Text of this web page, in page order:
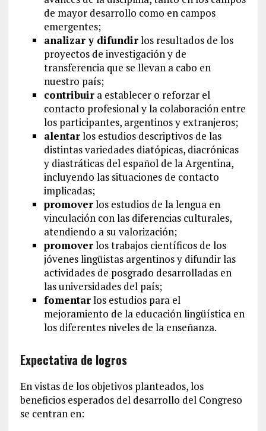
de mayor desarrollo como en campos
emergentes;
analizar y difundirlos resultados de los
proyectos de investigación y de
transferencia que se llevan a cabo en
nuestro país;
contribuira establecer o reforzar el
contacto profesional y la colaboración entre
los participantes, argentinos y extranjeros;
alentarlos estudios descriptivos de las
distintas variedades diatópicas, diacrónicas
y diastráticas del español de la Argentina,
incluyendo las situaciones de contacto
implicadas;
promoverlos estudios de la lengua en
vinculación con las diferencias culturales,
atendiendo a su valorización;
promoverlos trabajos científicos de los
jóvenes lingüistas argentinos y difundir las
actividades de posgrado desarrolladas en
las universidades del país;
fomentarlos estudios para el
mejoramiento de la educación lingüística en
los diferentes niveles de la enseñanza.
Expectativa de logros
En vistas de los objetivos planteados, los
beneficios esperados del desarrollo del Congreso
se centran en: